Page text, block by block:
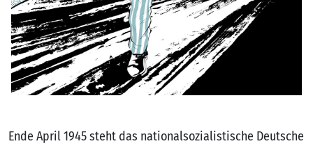
Ende April 1945 steht das nationalsozialistische Deutsche